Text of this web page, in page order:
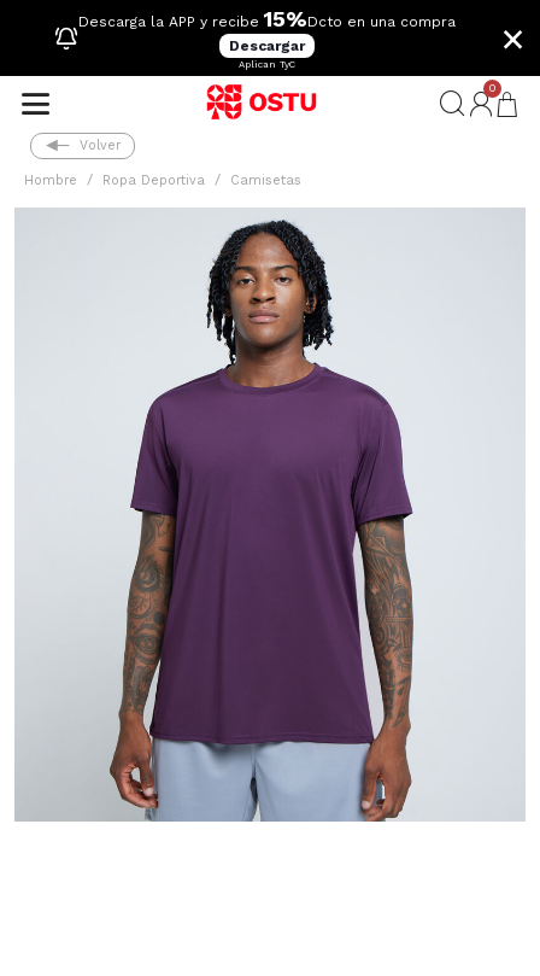
Descarga la APP y recibe 15%Dcto en una compra
Descargar
Aplican TyC
×
0
Volver
Hombre Ropa Deportiva Camisetas